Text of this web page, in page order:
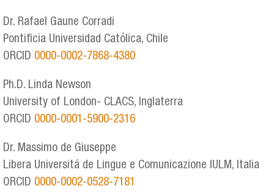
Dr. Rafael Gaune Corradi
Pontificia Universidad Católica, Chile
ORCID 0000-0002-7868-4380
Ph.D. Linda Newson
University of London- CLACS, Inglaterra
ORCID 0000-0001-5900-2316
Dr. Massimo de Giuseppe
Libera Universitá de Lingue e Comunicazione IULM, Italia
ORCID 0000-0002-0528-7181